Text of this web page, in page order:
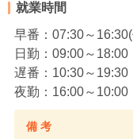
就業時間
早番：07:30～
日勤：09:00～18:00
遅番：10:30～19:30
夜勤：16:00～10:00
備 考